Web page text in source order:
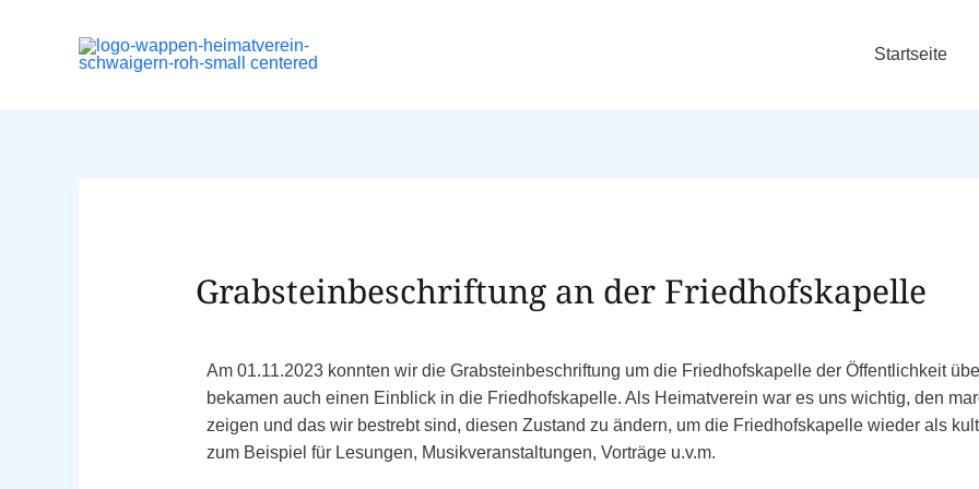
Startseite
Grabsteinbeschriftung an der Friedhofskapelle
Am 01.11.2023 konnten wir die Grabsteinbeschriftung um die Friedhofskapelle der Öffentlichkeit
bekamen auch einen Einblick in die Friedhofskapelle. Als Heimatverein war es uns wichtig, den
zeigen und das wir bestrebt sind, diesen Zustand zu ändern, um die Friedhofskapelle wieder als
zum Beispiel für Lesungen, Musikveranstaltungen, Vorträge u.v.m.